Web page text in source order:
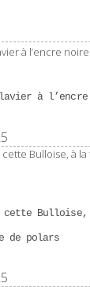
à
cette
de polars